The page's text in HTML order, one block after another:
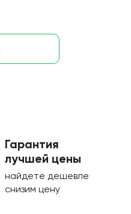
Гарантия
лучшей цены
найдете дешевле
снизим цену